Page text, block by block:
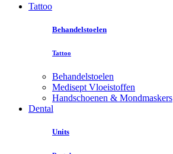
Tattoo
Behandelstoelen
Tattoo
Behandelstoelen
Medisept Vloeistoffen
Handschoenen & Mondmaskers
Dental
Units